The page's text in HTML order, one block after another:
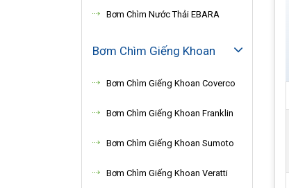
Bơm Chìm Nước Thải EBARA
Bơm Chìm Giếng Khoan
Bơm Chìm Giếng Khoan Coverco
Bơm Chìm Giếng Khoan Franklin
Bơm Chìm Giếng Khoan Sumoto
Bơm Chìm Giếng Khoan Veratti